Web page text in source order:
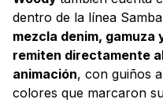
dentro de la línea
mezcla denim,
remiten directamente
animación, con guiños
colores que marcaron